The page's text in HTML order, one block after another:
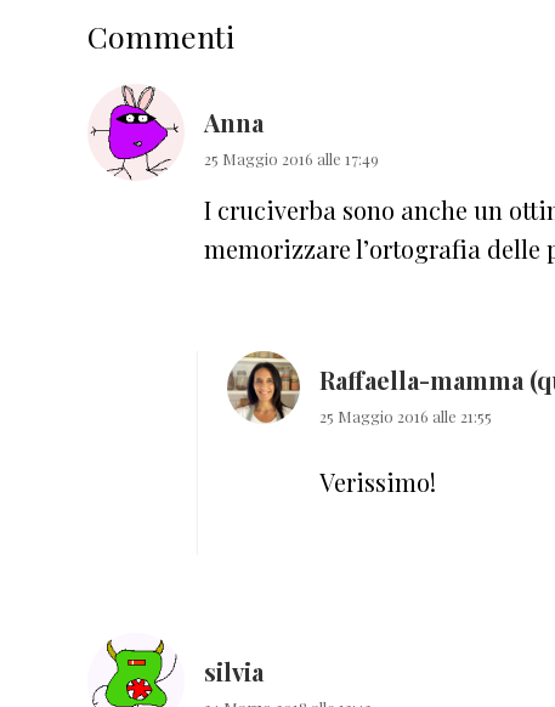
del
lettore
Commenti
Anna
25 Maggio 2016 alle 17:49
I cruciverba sono anche un
memorizzare l’ortografia
Raffaella-mamma
25 Maggio 2016 alle 21:55
Verissimo!
silvia